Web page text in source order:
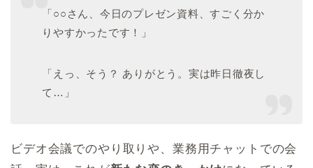
「○○さん、今日のプレゼン資料、すごく分か
りやすかったです！」
「えっ、そう？ ありがとう。実は昨日徹夜し
て…」
ビデオ会議でのやり取りや、業務用チャットでの会